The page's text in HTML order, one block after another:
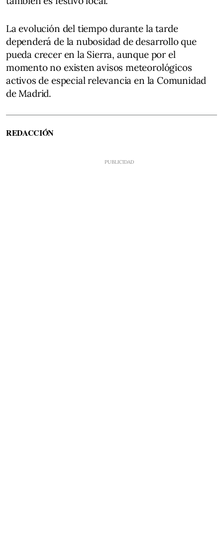
La evolución del tiempo durante la tarde
dependerá de la nubosidad de desarrollo que
pueda crecer en la Sierra, aunque por el
momento no existen avisos meteorológicos
activos de especial relevancia en la Comunidad
de Madrid.
REDACCIÓN